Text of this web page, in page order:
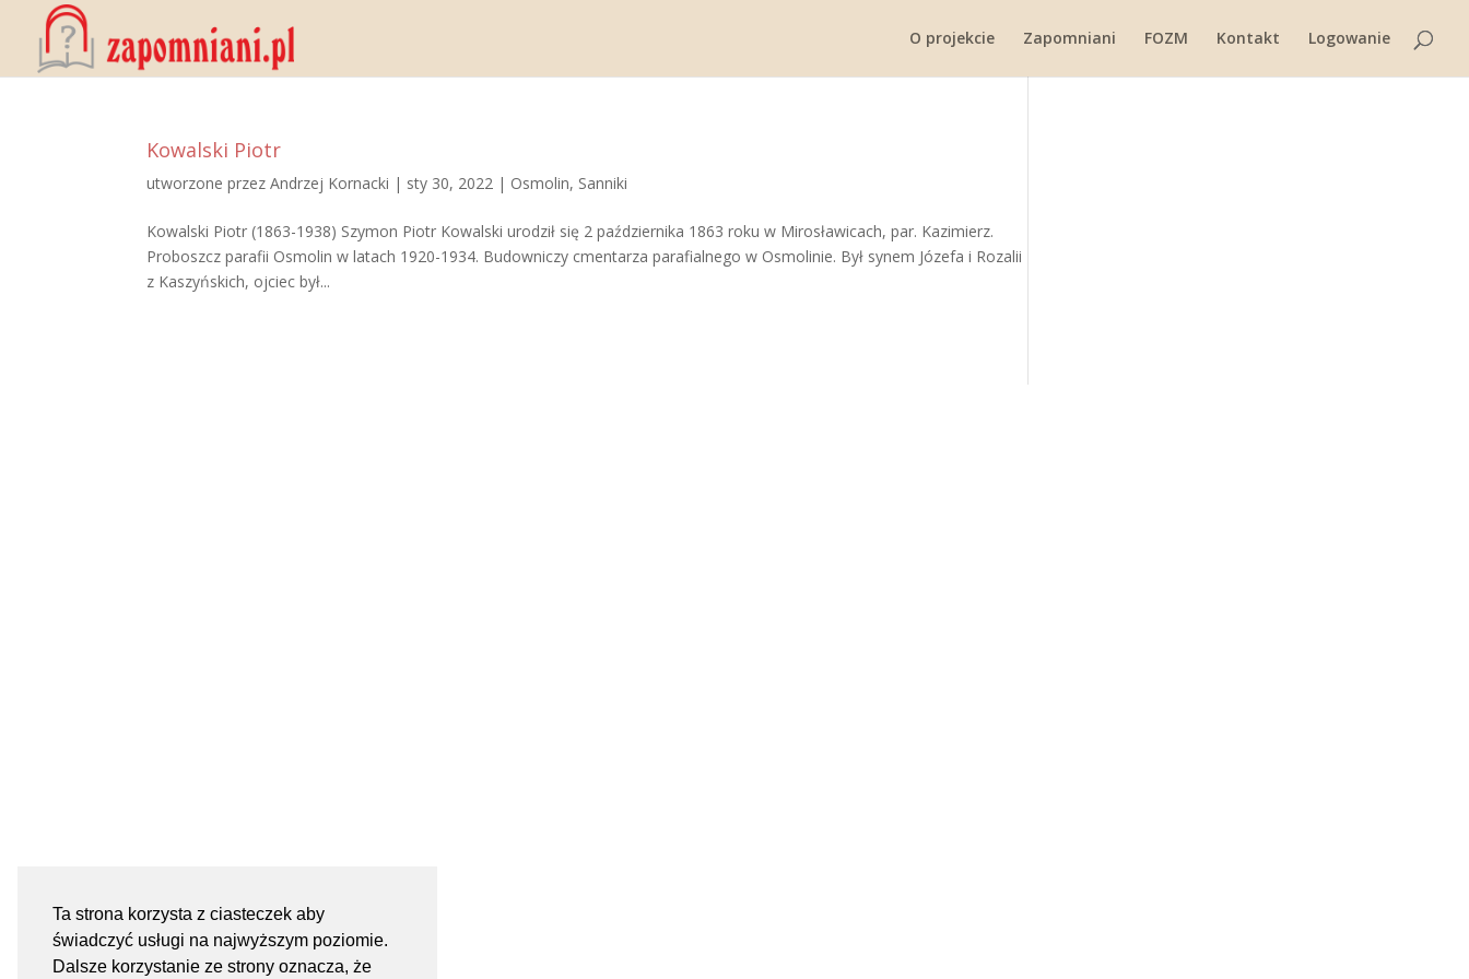
Ta strona korzysta z ciasteczek aby
świadczyć usługi na najwyższym poziomie.
Dalsze korzystanie ze strony oznacza, że
O projekcie Zapomniani FOZM Kontakt Logowanie
Kowalski Piotr
utworzone przezAndrzej Kornacki | sty 30, 2022 | Osmolin, Sanniki
Kowalski Piotr (1863-1938) Szymon Piotr Kowalski urodził się 2 października 1863 roku w Mirosławicach, par. Kazimierz.
Proboszcz parafii Osmolin w latach 1920-1934. Budowniczy cmentarza parafialnego w Osmolinie. Był synem Józefa i Rozalii
z Kaszyńskich, ojciec był...